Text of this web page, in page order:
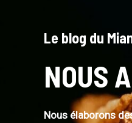
Le blog du
NOUS
Nous élaborons